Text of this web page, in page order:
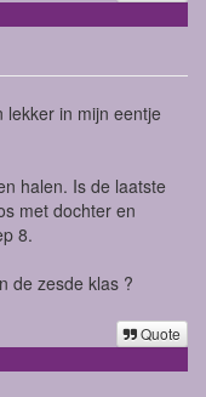
in mijn eentje
halen. Is de laatste
met dochter en
8.
de zesde klas ?
Quote